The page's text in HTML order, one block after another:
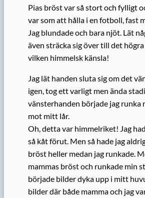
Pias bröst var så stort och fylligt
var som att hålla i en fotboll, fast
Jag blundade och bara njöt. Lät
även sträcka sig över till det
vilken himmelsk känsla!
Jag lät handen sluta sig om det
igen, tog ett varligt men ända
vänsterhanden började jag runka
mot mitt lår.
Oh, detta var himmelriket! Jag
så kåt förut. Men så hade jag
bröst heller medan jag runkade.
mammas bröst och runkade min
började bilder dyka upp i mitt
bilder där både mamma och jag